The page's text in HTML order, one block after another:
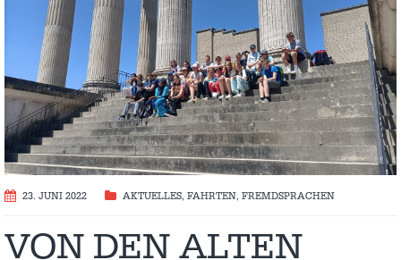
23. JUNI 2022 AKTUELLES, FAHRTEN, FREMDSPRACHEN
VON DEN ALTEN